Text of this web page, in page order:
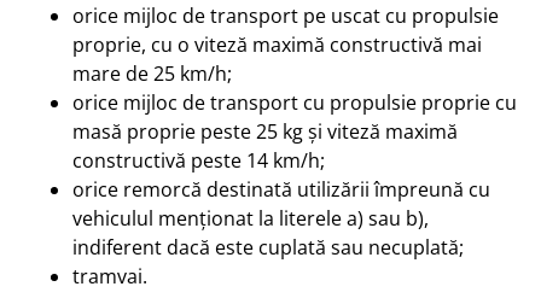
orice mijloc de transport pe uscat cu propulsie
proprie, cu o viteză maximă constructivă mai
mare de 25 km/h;
orice mijloc de transport cu propulsie proprie cu
masă proprie peste 25 kg și viteză maximă
constructivă peste 14 km/h;
orice remorcă destinată utilizării împreună cu
vehiculul menționat la literele a) sau b),
indiferent dacă este cuplată sau necuplată;
tramvai.